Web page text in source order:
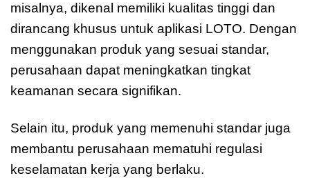
misalnya, dikenal memiliki kualitas tinggi dan
dirancang khusus untuk aplikasi LOTO. Dengan
menggunakan produk yang sesuai standar,
perusahaan dapat meningkatkan tingkat
keamanan secara signifikan.
Selain itu, produk yang memenuhi standar juga
membantu perusahaan mematuhi regulasi
keselamatan kerja yang berlaku.